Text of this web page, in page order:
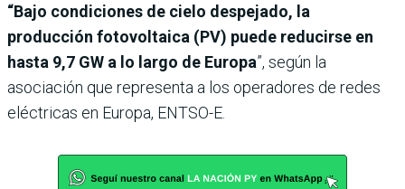
“Bajo condiciones de cielo despejado, la
producción fotovoltaica (PV) puede reducirse en
hasta 9,7 GW a lo largo de Europa”, según la
asociación que representa a los operadores de redes
eléctricas en Europa, ENTSO-E.